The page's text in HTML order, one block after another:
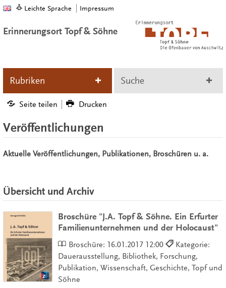
Leichte Sprache Impressum
Erinnerungsort Topf & Söhne
Rubriken Suche
Seite teilen Drucken
Veröffentlichungen
Aktuelle Veröffentlichungen, Publikationen, Broschüren u. a.
Übersicht und Archiv
Broschüre "J.A. Topf & Söhne. Ein Erfurter
Familienunternehmen und der Holocaust"
Broschüre: 16.01.2017 12:00
Kategorie:
Dauerausstellung, Bibliothek, Forschung,
Publikation, Wissenschaft, Geschichte, Topf und
Söhne